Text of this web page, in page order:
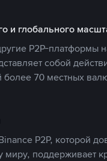
и глобального
P2P-платформы
собой
70 местных
P2P, которой
миру, поддерживает